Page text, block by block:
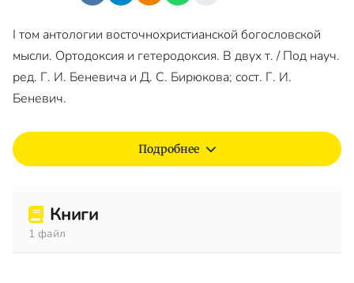
I том антологии восточнохристианской богословской
мысли. Ортодоксия и гетеродоксия. В двух т. / Под науч.
ред. Г. И. Беневича и Д. С. Бирюкова; сост. Г. И.
Беневич.
Подробнее
Книги
1 файл